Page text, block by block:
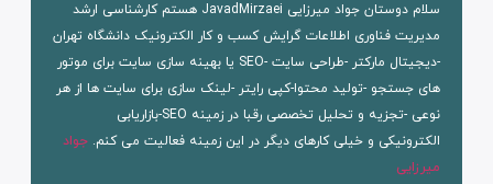
سلام دوستان جواد میرزایی JavadMirzaei هستم کارشناسی ارشد
مدیریت فناوری اطلاعات گرایش کسب و کار الکترونیک دانشگاه تهران
-دیجیتال مارکتر -طراحی سایت -SEO یا بهینه سازی سایت برای موتور
های جستجو -تولید محتوا-کپی رایتر -لینک سازی برای سایت ها از هر
نوعی -تجزیه و تحلیل تخصصی رقبا در زمینه SEO-بازاریابی
الکترونیکی و خیلی کارهای دیگر در این زمینه فعالیت می کنم. جواد
میرزایی